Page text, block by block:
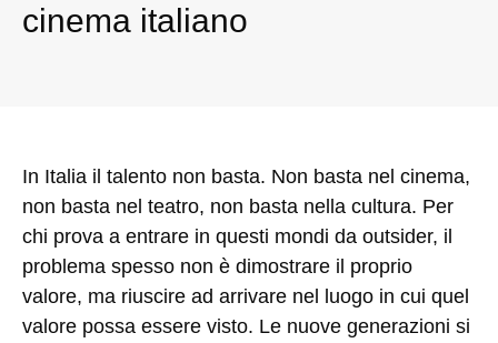
cinema italiano
In Italia il talento non basta. Non basta nel cinema,
non basta nel teatro, non basta nella cultura. Per
chi prova a entrare in questi mondi da outsider, il
problema spesso non è dimostrare il proprio
valore, ma riuscire ad arrivare nel luogo in cui quel
valore possa essere visto. Le nuove generazioni si